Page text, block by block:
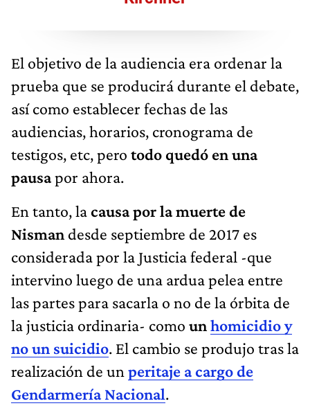
El objetivo de la audiencia era ordenar la
prueba que se producirá durante el debate,
así como establecer fechas de las
audiencias, horarios, cronograma de
testigos, etc, pero todo quedó en una
pausapor ahora.
En tanto, lacausa por la muerte de
Nisman desde septiembre de 2017 es
considerada por la Justicia federal -que
intervino luego de una ardua pelea entre
las partes para sacarla o no de la órbita de
la justicia ordinaria- como unhomicidio y
no un suicidio. El cambio se produjo tras la
realización de un peritaje a cargo de
Gendarmería Nacional.